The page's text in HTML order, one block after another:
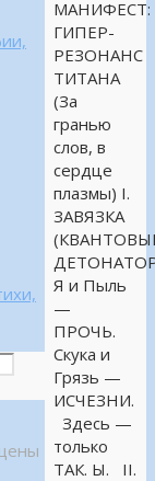
МАНИФЕСТ:
ГИПЕР-
РЕЗОНАНС
ТИТАНА
(За
гранью
слов, в
сердце
плазмы) I.
ЗАВЯЗКА
Я и Пыль
—
ПРОЧЬ.
Скука и
Грязь —
ИСЧЕЗНИ.
Здесь —
только
ТАК. Ы. II.